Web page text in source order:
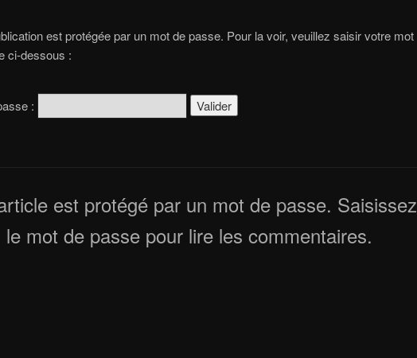
est protégée par un mot de passe. Pour la voir, veuillez saisir votre mot
ci-dessous :
:
est protégé par un mot de passe. Saisissez
le mot de passe pour lire les commentaires.